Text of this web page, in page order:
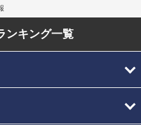
ンキング一覧